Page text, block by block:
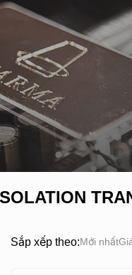
Sắp xếp theo:Mới nhất